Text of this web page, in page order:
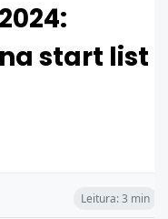
start list
Leitura: 3 min